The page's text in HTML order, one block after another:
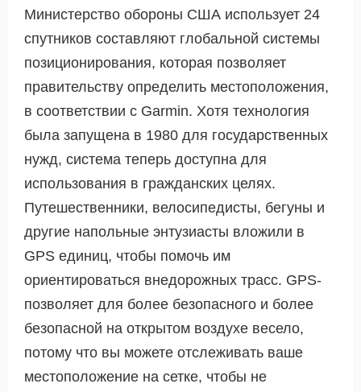
Министерство обороны США использует 24
спутников составляют глобальной системы
позиционирования, которая позволяет
правительству определить местоположения,
в соответствии с Garmin. Хотя технология
была запущена в 1980 для государственных
нужд, система теперь доступна для
использования в гражданских целях.
Путешественники, велосипедисты, бегуны и
другие напольные энтузиасты вложили в
GPS единиц, чтобы помочь им
ориентироваться внедорожных трасс. GPS-
позволяет для более безопасного и более
безопасной на открытом воздухе весело,
потому что вы можете отслеживать ваше
местоположение на сетке, чтобы не